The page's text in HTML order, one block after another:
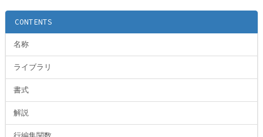
CONTENTS
名称
ライブラリ
書式
解説